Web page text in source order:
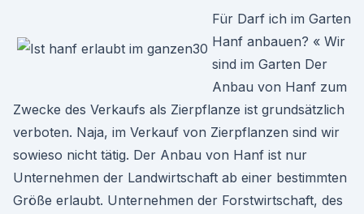
Für Darf ich im Garten
Hanf anbauen? « Wir
sind im Garten Der
Anbau von Hanf zum
Zwecke des Verkaufs als Zierpflanze ist grundsätzlich
verboten. Naja, im Verkauf von Zierpflanzen sind wir
sowieso nicht tätig. Der Anbau von Hanf ist nur
Unternehmen der Landwirtschaft ab einer bestimmten
Größe erlaubt. Unternehmen der Forstwirtschaft, des